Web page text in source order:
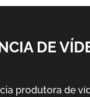
DE
produtora de